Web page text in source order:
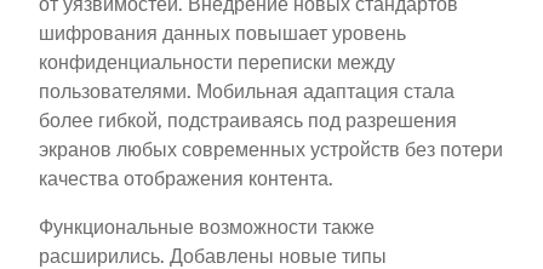
шифрования данных повышает уровень
конфиденциальности переписки между
пользователями. Мобильная адаптация стала
более гибкой, подстраиваясь под разрешения
экранов любых современных устройств без потери
качества отображения контента.
Функциональные возможности также
расширились. Добавлены новые типы